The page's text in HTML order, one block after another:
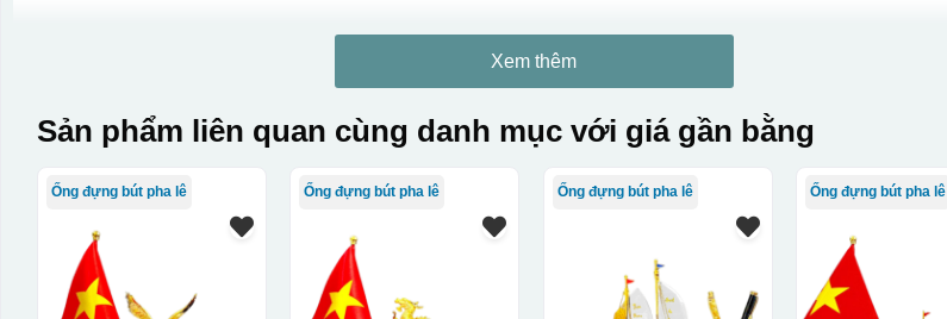
Xem thêm
Sản phẩm liên quan cùng danh mục với giá gần bằng
Ống đựng bút pha lê Ống đựng bút pha lê Ống đựng bút pha lê Ống đựng bút pha lê